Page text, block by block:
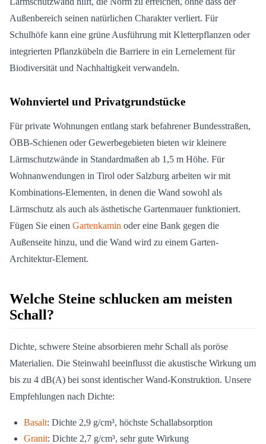
Außenbereich seinen natürlichen Charakter verliert. Für
Schulhöfe kann eine grüne Ausführung mit Kletterpflanzen oder
integrierten Pflanzkübeln die Barriere in ein Lernelement für
Biodiversität und Nachhaltigkeit verwandeln.
Wohnviertel und Privatgrundstücke
Für private Wohnungen entlang stark befahrener Bundesstraßen,
ÖBB-Schienen oder Gewerbegebieten bieten wir kleinere
Lärmschutzwände in Standardmaßen ab 1,5 m Höhe. Für
Wohnanwendungen in Tirol oder Salzburg arbeiten wir mit
Kombinations-Elementen, in denen die Wand sowohl als
Lärmschutz als auch als ästhetische Gartenmauer funktioniert.
Fügen Sie einen Gartenkamin oder eine Bank gegen die
Außenseite hinzu, und die Wand wird zu einem Garten-
Architektur-Element.
Welche Steine schlucken am meisten
Schall?
Dichte, schwere Steine absorbieren mehr Schall als poröse
Materialien. Die Steinwahl beeinflusst die akustische Wirkung um
bis zu 4 dB(A) bei sonst identischer Wand-Konstruktion. Unsere
Empfehlungen nach Dichte:
Basalt: Dichte 2,9 g/cm³, höchste Schallabsorption
Granit: Dichte 2,7 g/cm³, sehr gute Wirkung